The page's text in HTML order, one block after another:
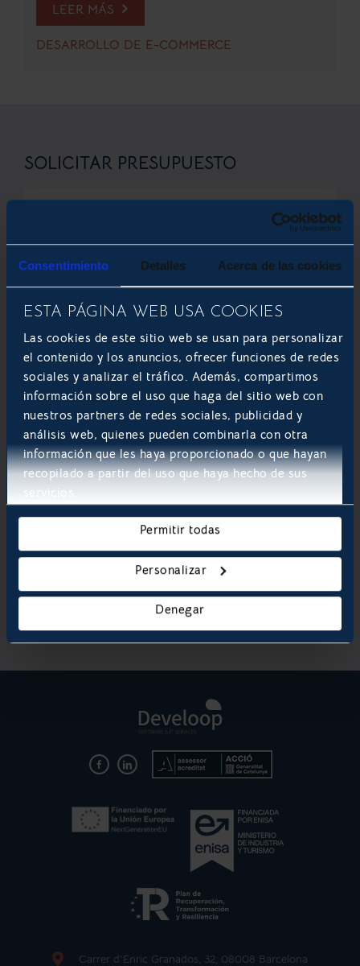
Consentimiento Detalles Acerca de las cookies
ESTA PÁGINA WEB USA COOKIES
Las cookies de este sitio web se usan para personalizar
el contenido y los anuncios, ofrecer funciones de redes
sociales y analizar el tráfico. Además, compartimos
información sobre el uso que haga del sitio web con
nuestros partners de redes sociales, publicidad y
análisis web, quienes pueden combinarla con otra
información que les haya proporcionado o que hayan
recopilado a partir del uso que haya hecho de sus
servicios.
Permitir todas
Personalizar
Denegar
LEER MÁS
DESARROLLO DE E-COMMERCE
SOLICITAR PRESUPUESTO

Acepto lostérminos y condicionesde uso.
SOLICITAR
Carrer d'Enric Granados, 32, 08008 Barcelona